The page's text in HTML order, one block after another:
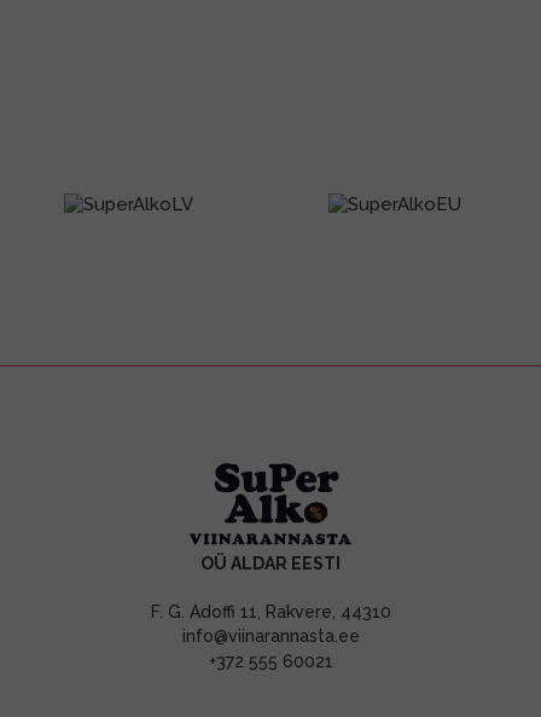
OÜ ALDAR EESTI
F. G. Adoffi 11, Rakvere, 44310
info@viinarannasta.ee
+372 555 60021